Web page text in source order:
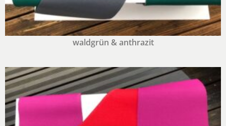
waldgrün & anthrazit